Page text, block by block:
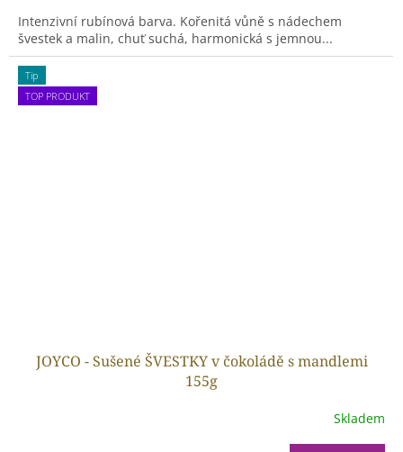
Intenzivní rubínová barva. Kořenitá vůně s nádechem
švestek a malin, chuť suchá, harmonická s jemnou...
Tip
TOP PRODUKT
JOYCO - Sušené ŠVESTKY v čokoládě s mandlemi
155g
Skladem